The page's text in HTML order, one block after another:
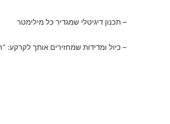
– תכנון דיגיטלי שמגדיר כל מילימטר
– כיול ומדידות שמחזירים אותך